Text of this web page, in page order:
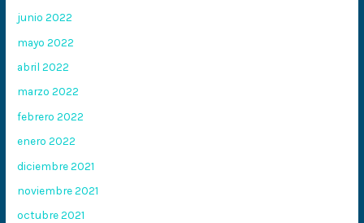
junio 2022
mayo 2022
abril 2022
marzo 2022
febrero 2022
enero 2022
diciembre 2021
noviembre 2021
octubre 2021